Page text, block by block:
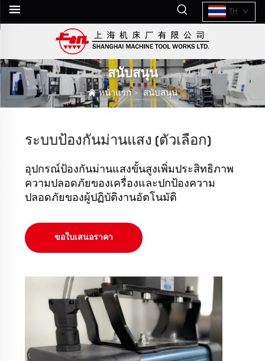
TH
สนับสนุน
หน้าแรก>สนับสนุน
ระบบป้องกันม่านแสง (ตัวเลือก)
อุปกรณ์ป้องกันม่านแสงขั้นสูงเพิ่มประสิทธิภาพ
ความปลอดภัยของเครื่องและปกป้องความ
ปลอดภัยของผู้ปฏิบัติงานอัตโนมัติ
ขอใบเสนอราคา